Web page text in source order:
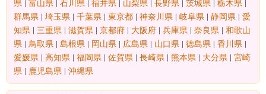
県 | 富山県 | 石川県 | 福井県 | 山梨県 | 長野県 | 茨城県 | 栃木県 |
群馬県 | 埼玉県 | 千葉県 | 東京都 | 神奈川県 | 岐阜県 | 静岡県 | 愛
知県 | 三重県 | 滋賀県 | 京都府 | 大阪府 | 兵庫県 | 奈良県 | 和歌山
県 | 鳥取県 | 島根県 | 岡山県 | 広島県 | 山口県 | 徳島県 | 香川県 |
愛媛県 | 高知県 | 福岡県 | 佐賀県 | 長崎県 | 熊本県 | 大分県 | 宮崎
県 | 鹿児島県 | 沖縄県